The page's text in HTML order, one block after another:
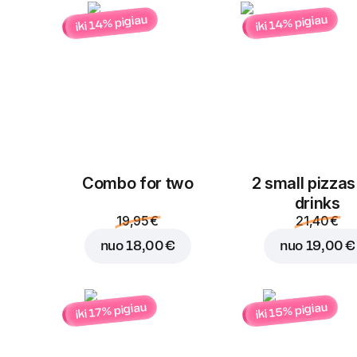
iki 14% pigiau
Combo for two
19,95 €
nuo18,00 €
iki 14% pigiau
2 small
drinks
21,40 €
nuo 19,00 €
iki 17% pigiau iki 15% pigiau